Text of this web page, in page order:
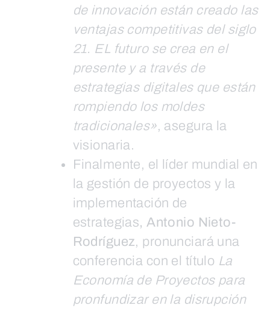
de innovación están creado las
ventajas competitivas del siglo
21. EL futuro se crea en el
presente y a través de
estrategias digitales que están
rompiendo los moldes
tradicionales», asegura la
visionaria.
Finalmente, el líder mundial en
la gestión de proyectos y la
implementación de
estrategias, Antonio Nieto-
Rodríguez, pronunciará una
conferencia con el título La
Economía de Proyectos para
pronfundizar en la disrupción